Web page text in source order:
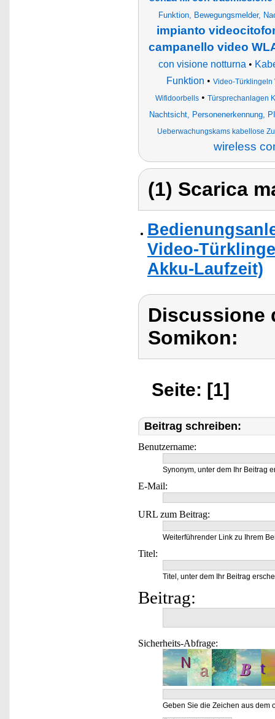
Funktion, Bewegungsmelder,
impianto
campanello video
con visione notturna •
Funktion • Video-Türklingeln
Wifidoorbells• Türsprechanlagen
Nachtsicht, Personenerkennung,
Ueberwachungskams kabellose
wireless
(1) Scarica
Video-
Akku-Laufzeit)
Discussione
Somikon:
Seite: [1]
Beitrag schreiben:
Benutzername:
Synonym, unter dem Ihr Beitrag
E-Mail:
URL zum Beitrag:
Weiterführender Link zu Ihrem
Titel:
Titel, unter dem Ihr Beitrag
Beitrag:
Sicherheits-Abfrage:
Geben Sie die Zeichen aus dem